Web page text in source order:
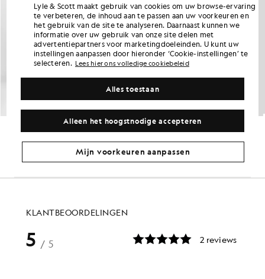
Lichtgewicht technische korte broek
GOLF
£70.00
Course Stretch chino-short
GOLF
£65.00
Lyle & Scott maakt gebruik van cookies om uw browse-ervaring
te verbeteren, de inhoud aan te passen aan uw voorkeuren en
het gebruik van de site te analyseren. Daarnaast kunnen we
informatie over uw gebruik van onze site delen met
advertentiepartners voor marketingdoeleinden. U kunt uw
instellingen aanpassen door hieronder ‘Cookie-instellingen’ te
selecteren.
Lees hier ons volledige cookiebeleid
Alleen het hoogstnodige accepteren
Alles toestaan
Mijn voorkeuren aanpassen